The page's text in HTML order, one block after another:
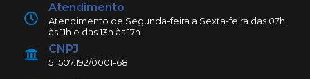
Atendimento
Atendimento de Segunda-feira a Sexta-feira das 07h
às 11h e das 13h às 17h
CNPJ
51.507.192/0001-68